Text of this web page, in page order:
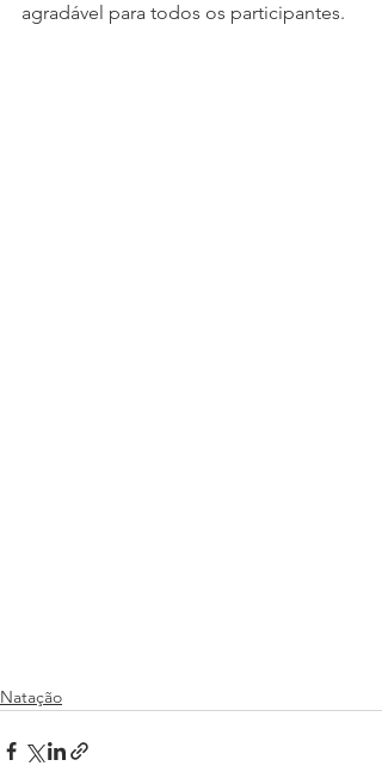
agradável para todos os participantes.
Natação